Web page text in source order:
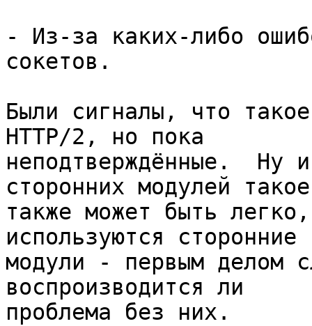
- Из-за каких-либо
сокетов.
Были сигналы, что
HTTP/2, но пока
неподтверждённые.  Ну
сторонних модулей
также может быть
используются сторонние
модули - первым делом
воспроизводится ли
проблема без них.